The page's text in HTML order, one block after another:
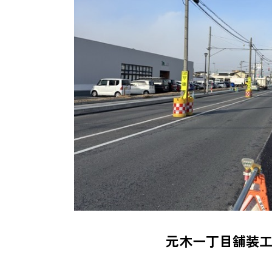
元木一丁目舗装